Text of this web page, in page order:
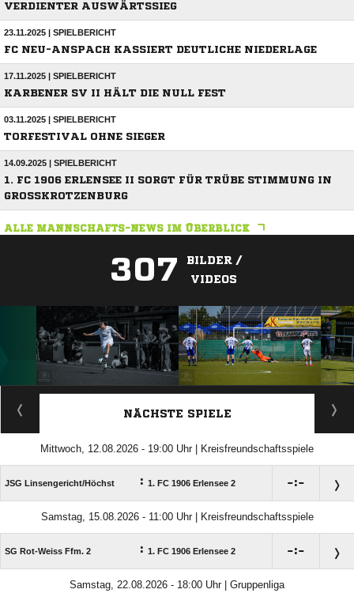
VERDIENTER AUSWÄRTSSIEG
23.11.2025 | SPIELBERICHT
FC NEU-ANSPACH KASSIERT DEUTLICHE NIEDERLAGE
17.11.2025 | SPIELBERICHT
KARBENER SV II HÄLT DIE NULL FEST
03.11.2025 | SPIELBERICHT
TORFESTIVAL OHNE SIEGER
14.09.2025 | SPIELBERICHT
1. FC 1906 ERLENSEE II SORGT FÜR TRÜBE STIMMUNG IN
GROSSKROTZENBURG
ALLE MANNSCHAFTS-NEWS IM ÜBERBLICK
307
BILDER /
VIDEOS
ANZEIGE
NÄCHSTE SPIELE
Mittwoch, 12.08.2026 - 19:00 Uhr | Kreisfreundschaftsspiele
JSG Linsengericht/​Höchst : 1. FC 1906 Erlensee 2 :
Samstag, 15.08.2026 - 11:00 Uhr | Kreisfreundschaftsspiele
SG Rot-Weiss Ffm. 2 : 1. FC 1906 Erlensee 2 :
Samstag, 22.08.2026 - 18:00 Uhr | Gruppenliga